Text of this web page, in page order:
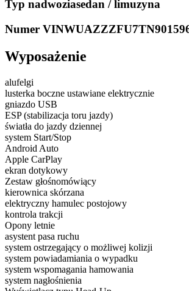
Typ nadwoziasedan / limuzyna
Numer VIN
Wyposażenie
alufelgi
lusterka boczne ustawiane elektrycznie
gniazdo USB
ESP (stabilizacja toru jazdy)
światła do jazdy dziennej
system Start/Stop
Android Auto
Apple CarPlay
ekran dotykowy
Zestaw głośnomówiący
kierownica skórzana
elektryczny hamulec postojowy
kontrola trakcji
Opony letnie
asystent pasa ruchu
system ostrzegający o możliwej kolizji
system powiadamiania o wypadku
system wspomagania hamowania
system nagłośnienia